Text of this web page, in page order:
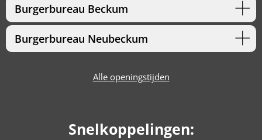
Burgerbureau Beckum
Burgerbureau Neubeckum
Alle openingstijden
Snelkoppelingen: